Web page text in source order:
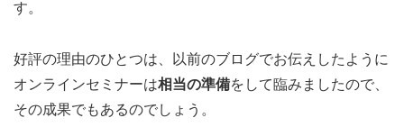
す。
好評の理由のひとつは、以前のブログでお伝えしたように
オンラインセミナーは相当の準備をして臨みましたので、
その成果でもあるのでしょう。